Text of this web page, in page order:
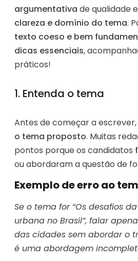
argumentativa de qualidade
clareza e domínio do tema.
texto coeso e bem
dicas essenciais,
práticos!
1. Entenda o tema
Antes de começar a escrever,
o tema proposto. Muitas
pontos porque os candidatos
ou abordaram a questão de
Exemplo de erro ao
Se o tema for “Os desafios
urbana no Brasil”, falar
das cidades sem abordar o
é uma abordagem